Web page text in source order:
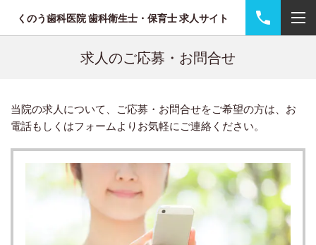
くのう歯科医院 歯科衛生士・保育士 求人サイト
求人のご応募・お問合せ
当院の求人について、ご応募・お問合せをご希望の方は、お
電話もしくはフォームよりお気軽にご連絡ください。